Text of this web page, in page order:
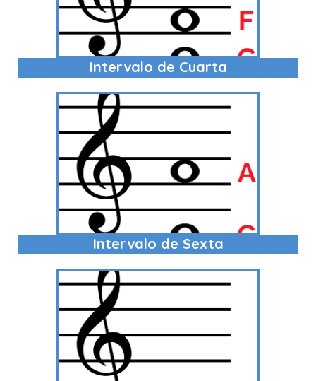
Intervalo de Cuarta
Intervalo de Sexta